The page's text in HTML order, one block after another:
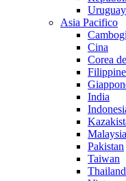
Uruguay
Asia Pacifico
Cina
Corea
Filippine
India
Malaysia
Pakistan
Taiwan